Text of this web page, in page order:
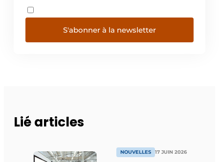
S'abonner à la newsletter
Lié articles
NOUVELLES 17 JUIN 2026